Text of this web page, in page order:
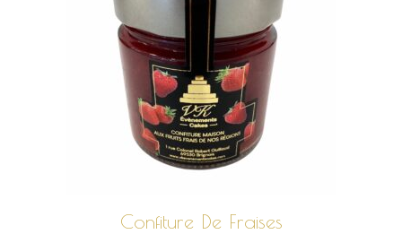
AJOUTER AU PANIER
Confiture De Fraises